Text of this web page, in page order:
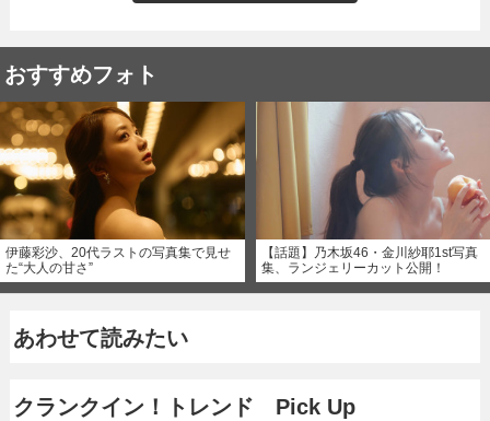
おすすめフォト
伊藤彩沙、20代ラストの写真集で見せ
た“大人の甘さ”
【話題】乃木坂46・金川紗耶1st写真
集、ランジェリーカット公開！
あわせて読みたい
クランクイン！トレンド Pick Up